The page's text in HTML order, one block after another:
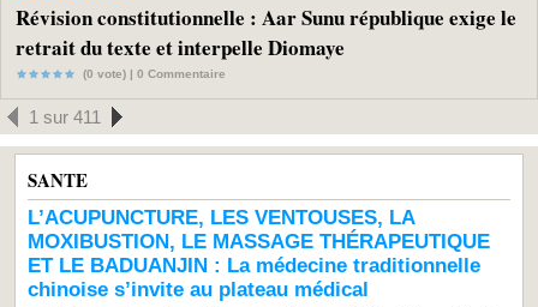
Révision constitutionnelle : Aar Sunu république exige le
retrait du texte et interpelle Diomaye
(0 vote) | 0 Commentaire
1 sur 411
SANTE
L’ACUPUNCTURE, LES VENTOUSES, LA
MOXIBUSTION, LE MASSAGE THÉRAPEUTIQUE
ET LE BADUANJIN : La médecine traditionnelle
chinoise s’invite au plateau médical